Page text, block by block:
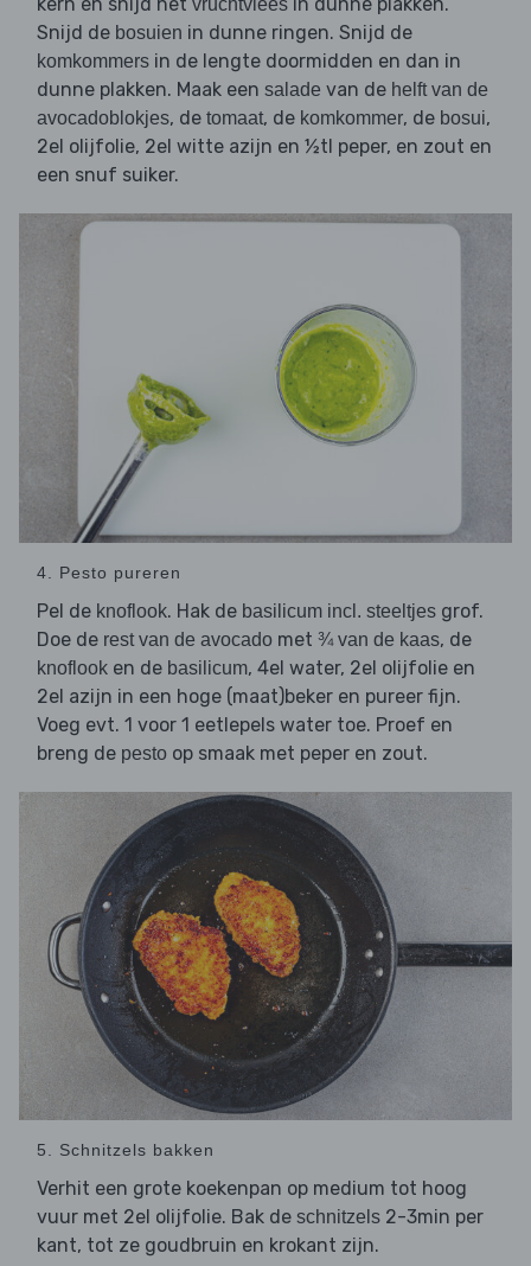
kern en snijd het vruchtvlees in dunne plakken.
Snijd de bosuien in dunne ringen. Snijd de
komkommers in de lengte doormidden en dan in
dunne plakken. Maak een salade van de helft van de
avocadoblokjes, de tomaat, de komkommer, de bosui,
2el olijfolie, 2el witte azijn en ½tl peper, en zout en
een snuf suiker.
4. Pesto pureren
Pel de knoflook. Hak de basilicum incl. steeltjes grof.
Doe de rest van de avocado met ¾ van de kaas, de
knoflook en de basilicum, 4el water, 2el olijfolie en
2el azijn in een hoge (maat)beker en pureer fijn.
Voeg evt. 1 voor 1 eetlepels water toe. Proef en
breng de pesto op smaak met peper en zout.
5. Schnitzels bakken
Verhit een grote koekenpan op medium tot hoog
vuur met 2el olijfolie. Bak de schnitzels 2-3min per
kant, tot ze goudbruin en krokant zijn.